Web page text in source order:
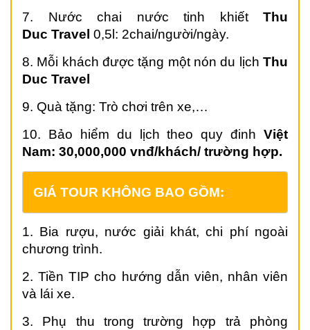
7. Nước chai nước tinh khiết Thu
Duc Travel 0,5l: 2chai/người/ngày.
8. Mỗi khách được tặng một nón du lịch Thu
Duc Travel
9. Quà tặng: Trò chơi trên xe,…
10. Bảo hiểm du lịch theo quy đinh Việt
Nam: 30,000,000 vnđ/khách/ trường hợp.
GIÁ TOUR KHÔNG BAO GỒM:
1. Bia rượu, nước giải khát, chi phí ngoài
chương trình.
2. Tiền TIP cho hướng dẫn viên, nhân viên
và lái xe.
3. Phụ thu trong trường hợp trả phòng